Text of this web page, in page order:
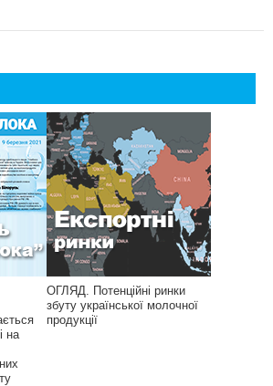
на
ОГЛЯД. Потенційні ринки
збуту української молочної
продукції